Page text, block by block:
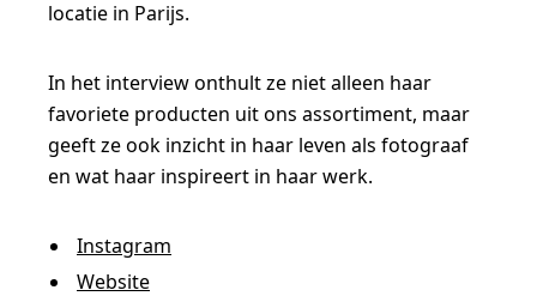
locatie in Parijs.
In het interview onthult ze niet alleen haar
favoriete producten uit ons assortiment, maar
geeft ze ook inzicht in haar leven als fotograaf
en wat haar inspireert in haar werk.
Instagram
Website